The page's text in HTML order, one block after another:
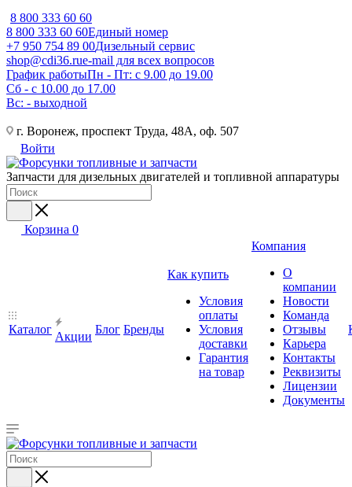
8 800 333 60 60
8 800 333 60 60Единый номер
+7 950 754 89 00Дизельный сервис
shop@cdi36.rue-mail для всех вопросов
График работыПн - Пт: с 9.00 до 19.00
Сб - с 10.00 до 17.00
Вс: - выходной
г. Воронеж, проспект Труда, 48А, оф. 507
Войти
Запчасти для дизельных двигателей и топливной аппаратуры
Корзина 0
Каталог
Акции
Блог Бренды
Как купить
Условия
оплаты
Условия
доставки
Гарантия
на товар
Компания
О
компании
Новости
Команда
Отзывы
Карьера
Контакты
Реквизиты
Лицензии
Документы